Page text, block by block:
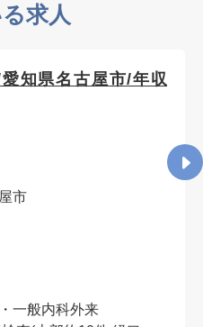
求人
知県名古屋市/年収
市
一般内科外来